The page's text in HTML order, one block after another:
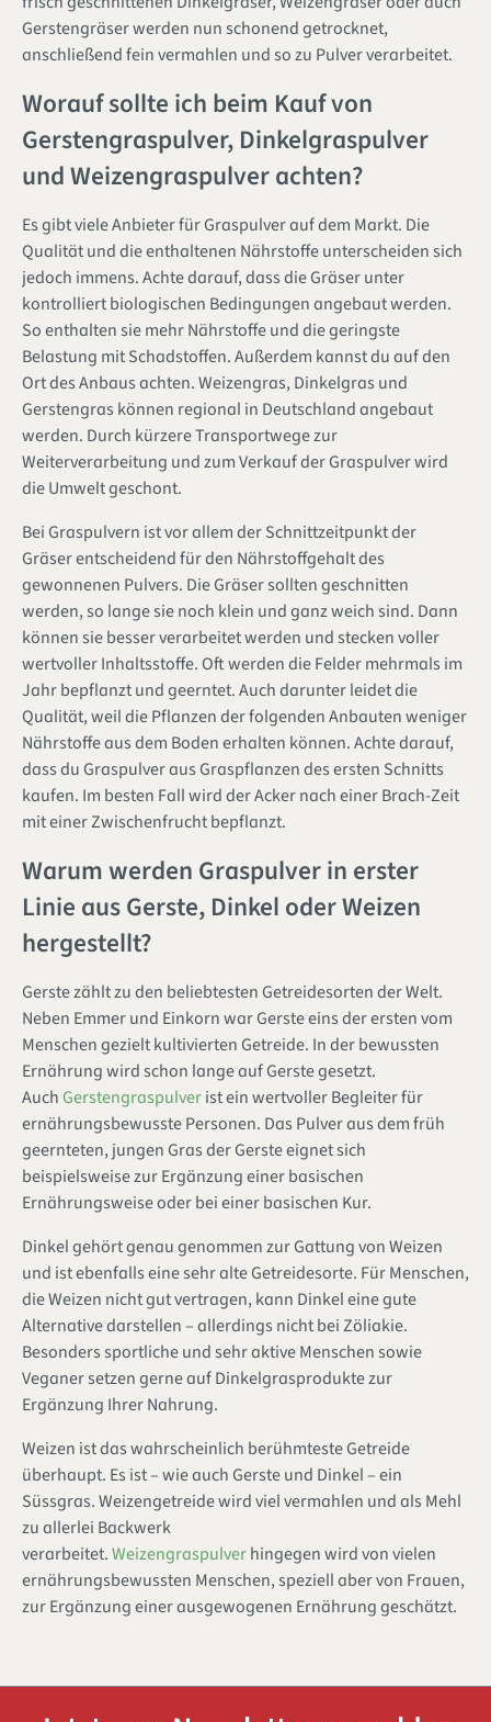
Gerstengräser werden nun schonend getrocknet,
anschließend fein vermahlen und so zu Pulver verarbeitet.
Worauf sollte ich beim Kauf von
Gerstengraspulver, Dinkelgraspulver
und Weizengraspulver achten?
Es gibt viele Anbieter für Graspulver auf dem Markt. Die
Qualität und die enthaltenen Nährstoffe unterscheiden sich
jedoch immens. Achte darauf, dass die Gräser unter
kontrolliert biologischen Bedingungen angebaut werden.
So enthalten sie mehr Nährstoffe und die geringste
Belastung mit Schadstoffen. Außerdem kannst du auf den
Ort des Anbaus achten. Weizengras, Dinkelgras und
Gerstengras können regional in Deutschland angebaut
werden. Durch kürzere Transportwege zur
Weiterverarbeitung und zum Verkauf der Graspulver wird
die Umwelt geschont.
Bei Graspulvern ist vor allem der Schnittzeitpunkt der
Gräser entscheidend für den Nährstoffgehalt des
gewonnenen Pulvers. Die Gräser sollten geschnitten
werden, so lange sie noch klein und ganz weich sind. Dann
können sie besser verarbeitet werden und stecken voller
wertvoller Inhaltsstoffe. Oft werden die Felder mehrmals im
Jahr bepflanzt und geerntet. Auch darunter leidet die
Qualität, weil die Pflanzen der folgenden Anbauten weniger
Nährstoffe aus dem Boden erhalten können. Achte darauf,
dass du Graspulver aus Graspflanzen des ersten Schnitts
kaufen. Im besten Fall wird der Acker nach einer Brach-Zeit
mit einer Zwischenfrucht bepflanzt.
Warum werden Graspulver in erster
Linie aus Gerste, Dinkel oder Weizen
hergestellt?
Gerste zählt zu den beliebtesten Getreidesorten der Welt.
Neben Emmer und Einkorn war Gerste eins der ersten vom
Menschen gezielt kultivierten Getreide. In der bewussten
Ernährung wird schon lange auf Gerste gesetzt.
Auch Gerstengraspulverist ein wertvoller Begleiter für
ernährungsbewusste Personen. Das Pulver aus dem früh
geernteten, jungen Gras der Gerste eignet sich
beispielsweise zur Ergänzung einer basischen
Ernährungsweise oder bei einer basischen Kur.
Dinkel gehört genau genommen zur Gattung von Weizen
und ist ebenfalls eine sehr alte Getreidesorte. Für Menschen,
die Weizen nicht gut vertragen, kann Dinkel eine gute
Alternative darstellen – allerdings nicht bei Zöliakie.
Besonders sportliche und sehr aktive Menschen sowie
Veganer setzen gerne auf Dinkelgrasprodukte zur
Ergänzung Ihrer Nahrung.
Weizen ist das wahrscheinlich berühmteste Getreide
überhaupt. Es ist – wie auch Gerste und Dinkel – ein
Süssgras. Weizengetreide wird viel vermahlen und als Mehl
zu allerlei Backwerk
verarbeitet.Weizengraspulverhingegen wird von vielen
ernährungsbewussten Menschen, speziell aber von Frauen,
zur Ergänzung einer ausgewogenen Ernährung geschätzt.